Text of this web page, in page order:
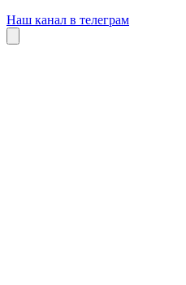
Наш канал в телеграм